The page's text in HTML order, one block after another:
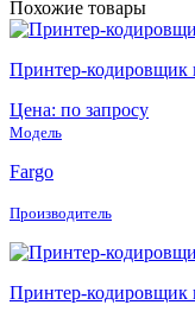
Похожие товары
Принтер-кодировщик
Цена: по запросу
Модель
Fargo
Производитель
Принтер-кодировщик